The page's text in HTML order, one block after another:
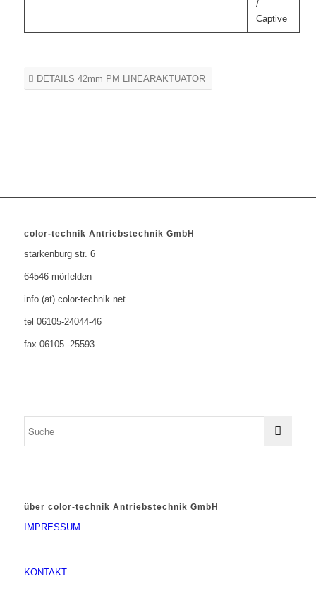
/
Captive
DETAILS 42mm PM LINEARAKTUATOR
color-technik Antriebstechnik GmbH
starkenburg str. 6
64546 mörfelden
info (at) color-technik.net
tel 06105-24044-46
fax 06105 -25593
über color-technik Antriebstechnik GmbH
IMPRESSUM
KONTAKT